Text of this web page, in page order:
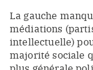
La gauche
médiations
intellectuelle)
majorité sociale